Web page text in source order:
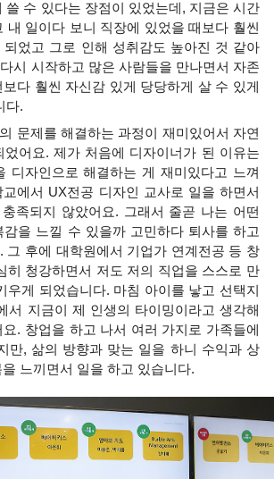
쓸 수 있다는 장점이 있었는데, 지금은 시간
내 일이다 보니 직장에 있었을 때보다 훨씬
되었고 그로 인해 성취감도 높아진 것 같아
시 시작하고 많은 사람들을 만나면서 자존
다 훨씬 자신감 있게 당당하게 살 수 있게
다.
문제를 해결하는 과정이 재미있어서 자연
었어요. 제가 처음에 디자이너가 된 이유는
디자인으로 해결하는 게 재미있다고 느껴
에서 UX전공 디자인 교사로 일을 하면서
족되지 않았어요. 그래서 줄곧 나는 어떤
감을 느낄 수 있을까 고민하다 퇴사를 하고
그 후에 대학원에서 기업가 연계전공 등 창
히 청강하면서 저도 저의 직업을 스스로 만
우게 되었습니다. 마침 아이를 낳고 선택지
서 지금이 제 인생의 타이밍이라고 생각해
. 창업을 하고 나서 여러 가지로 가족들에
만, 삶의 방향과 맞는 일을 하니 수익과 상
느끼면서 일을 하고 있습니다.